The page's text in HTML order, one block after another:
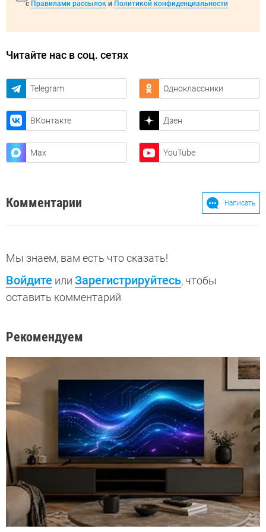
с Правилами рассылок и Политикой конфиденциальности
Читайте нас в соц. сетях
Telegram Одноклассники
ВКонтакте Дзен
Max YouTube
Комментарии Написать
Мы знаем, вам есть что сказать!
Войдите или Зарегистрируйтесь, чтобы
оставить комментарий
Рекомендуем